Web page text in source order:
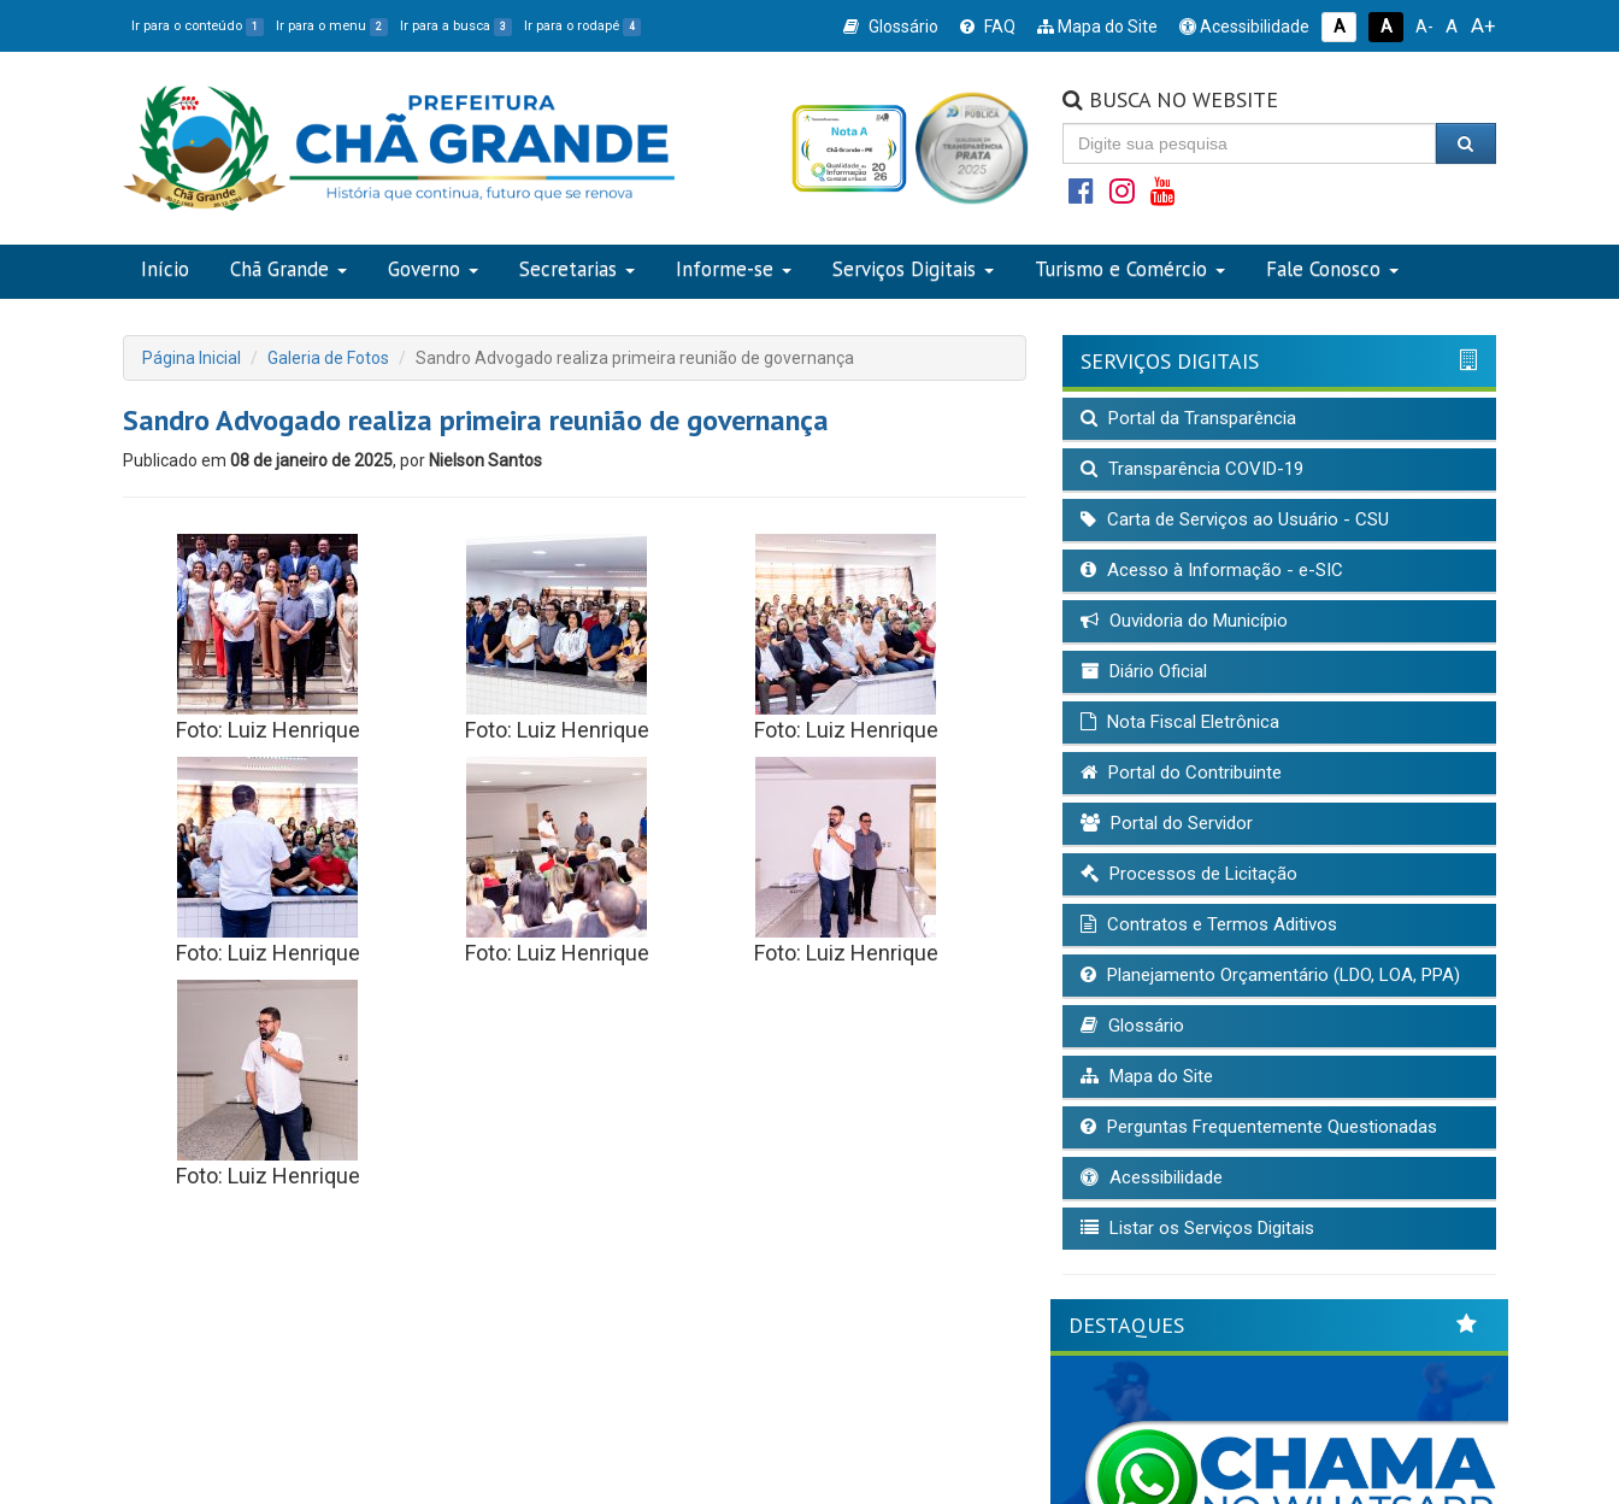
Ir para o conteúdo 1 Ir para o menu 2 Ir para a busca 3 Ir para o rodapé 4 Glossário FAQ Mapa do Site Acessibilidade A A A- A A+
BUSCA NO WEBSITE
Início Chã Grande Governo Secretarias Informe-se Serviços Digitais Turismo e Comércio Fale Conosco
Página Inicial Galeria de Fotos Sandro Advogado realiza primeira reunião de governança
Sandro Advogado realiza primeira reunião de governança
Publicado em 08 de janeiro de 2025, por Nielson Santos
Foto: Luiz Henrique Foto: Luiz Henrique Foto: Luiz Henrique
Foto: Luiz Henrique Foto: Luiz Henrique Foto: Luiz Henrique
Foto: Luiz Henrique
SERVIÇOS DIGITAIS
Portal da Transparência
Transparência COVID-19
Carta de Serviços ao Usuário - CSU
Acesso à Informação - e-SIC
Ouvidoria do Município
Diário Oficial
Nota Fiscal Eletrônica
Portal do Contribuinte
Portal do Servidor
Processos de Licitação
Contratos e Termos Aditivos
Planejamento Orçamentário (LDO, LOA, PPA)
Glossário
Mapa do Site
Perguntas Frequentemente Questionadas
Acessibilidade
Listar os Serviços Digitais
DESTAQUES